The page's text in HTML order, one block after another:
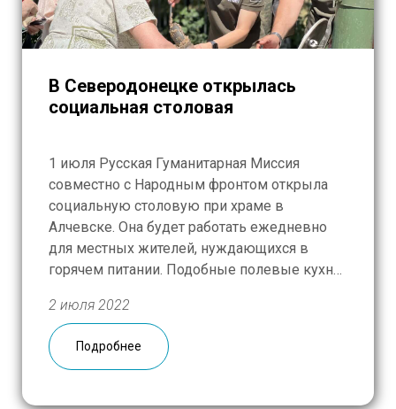
В Северодонецке открылась
социальная столовая
1 июля Русская Гуманитарная Миссия
совместно с Народным фронтом открыла
социальную столовую при храме в
Алчевске. Она будет работать ежедневно
для местных жителей, нуждающихся в
горячем питании. Подобные полевые кухни
Первомайске, Старобельске, Счастье и
других городах. 4,5 тонны гуманитарного
груза доставлены в Северодонецк. Более
300 продуктовых наборов, фонарики,
2 июля 2022
Подробнее